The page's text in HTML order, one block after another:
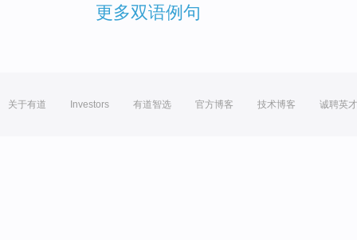
更多双语例句
关于有道 Investors 有道智选 官方博客 技术博客 诚聘英才